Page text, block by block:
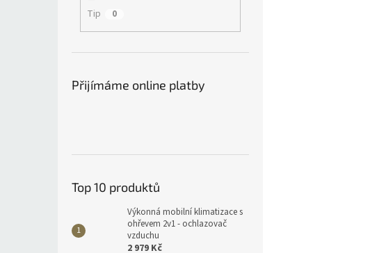
Tip 0
Přijímáme online platby
Top 10 produktů
Výkonná mobilní klimatizace s
ohřevem 2v1 - ochlazovač
vzduchu
2 979 Kč